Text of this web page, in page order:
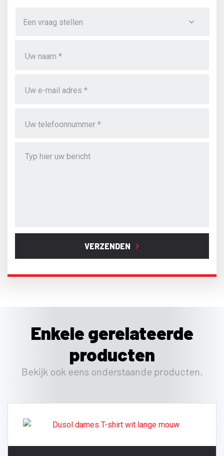
VERZENDEN
Enkele gerelateerde
producten
Bekijk ook eens onderstaande producten.